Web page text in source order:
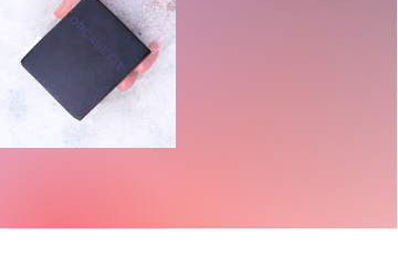
l'orçanette